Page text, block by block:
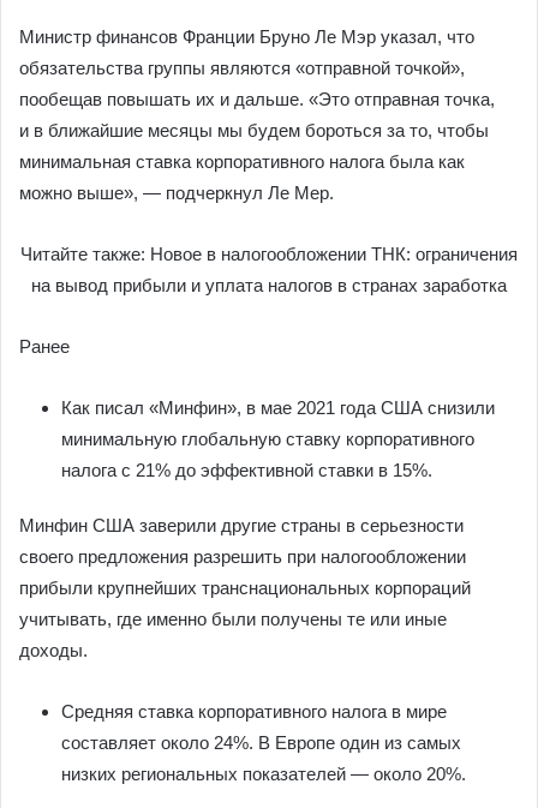
Министр финансов Франции Бруно Ле Мэр указал, что
обязательства группы являются «отправной точкой»,
пообещав повышать их и дальше. «Это отправная точка,
и в ближайшие месяцы мы будем бороться за то, чтобы
минимальная ставка корпоративного налога была как
можно выше», — подчеркнул Ле Мер.
Читайте также: Новое в налогообложении ТНК: ограничения
на вывод прибыли и уплата налогов в странах заработка
Ранее
Как писал «Минфин», в мае 2021 года США снизили
минимальную глобальную ставку корпоративного
налога с 21% до эффективной ставки в 15%.
Минфин США заверили другие страны в серьезности
своего предложения разрешить при налогообложении
прибыли крупнейших транснациональных корпораций
учитывать, где именно были получены те или иные
доходы.
Средняя ставка корпоративного налога в мире
составляет около 24%. В Европе один из самых
низких региональных показателей — около 20%.